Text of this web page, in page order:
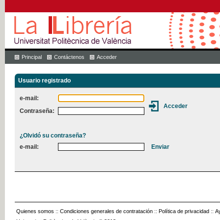
Principal Contáctenos Acceder
Usuario registrado
e-mail:
Contraseña:
¿Olvidó su contraseña?
e-mail:
Quienes somos :: Condiciones generales de contratación :: Política de privacidad ::